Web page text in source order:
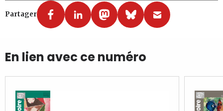
Partager
En lien avec ce numéro